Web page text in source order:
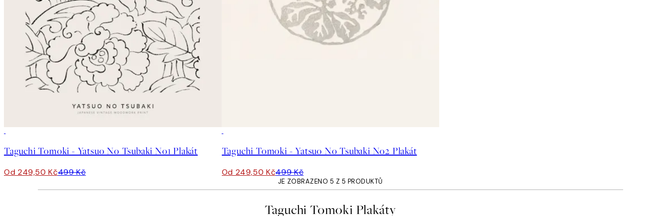
Taguchi Tomoki - Yatsuo No Tsubaki No1 Plakát
Od 249,50 Kč499 Kč
Taguchi Tomoki - Yatsuo No Tsubaki No2 Plakát
Od 249,50 Kč499 Kč
JE ZOBRAZENO 5 Z 5 PRODUKTŮ
Taguchi Tomoki Plakáty